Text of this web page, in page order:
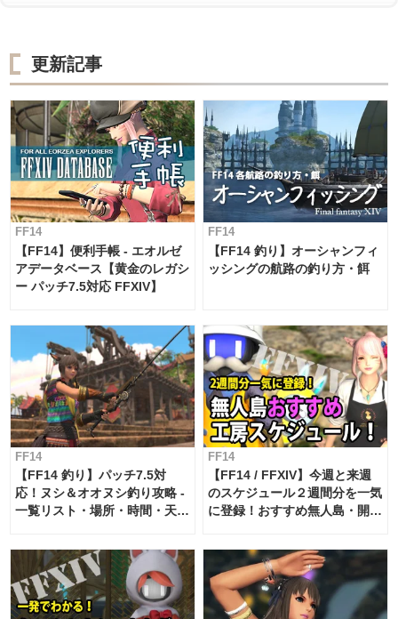
更新記事
FF14
【FF14】便利手帳 - エオルゼ
アデータベース【黄金のレガシ
ー パッチ7.5対応 FFXIV】
FF14
【FF14 釣り】オーシャンフィ
ッシングの航路の釣り方・餌
FF14
【FF14 釣り】パッチ7.5対
応！ヌシ＆オオヌシ釣り攻略 -
一覧リスト・場所・時間・天
FF14
【FF14 / FFXIV】今週と来週
のスケジュール２週間分を一気
に登録！おすすめ無人島・開拓
対応 / 毎週更新中】